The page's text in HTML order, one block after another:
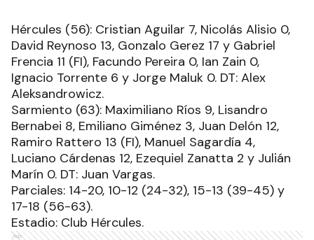
Hércules (56): Cristian Aguilar 7, Nicolás Alisio 0,
David Reynoso 13, Gonzalo Gerez 17 y Gabriel
Frencia 11 (FI), Facundo Pereira 0, Ian Zain 0,
Ignacio Torrente 6 y Jorge Maluk 0. DT: Alex
Aleksandrowicz.
Sarmiento (63): Maximiliano Ríos 9, Lisandro
Bernabei 8, Emiliano Giménez 3, Juan Delón 12,
Ramiro Rattero 13 (FI), Manuel Sagardía 4,
Luciano Cárdenas 12, Ezequiel Zanatta 2 y Julián
Marín 0. DT: Juan Vargas.
Parciales: 14-20, 10-12 (24-32), 15-13 (39-45) y
17-18 (56-63).
Estadio: Club Hércules.
Ads